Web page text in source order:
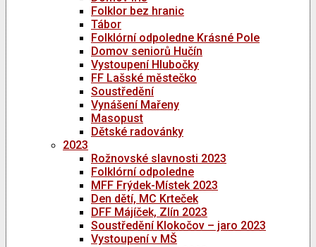
Folklor bez hranic
Tábor
Folklórní odpoledne Krásné Pole
Domov seniorů Hučín
Vystoupení Hlubočky
FF Lašské městečko
Soustředění
Vynášení Mařeny
Masopust
Dětské radovánky
2023
Rožnovské slavnosti 2023
Folklórní odpoledne
MFF Frýdek-Místek 2023
Den dětí, MC Krteček
DFF Májíček, Zlín 2023
Soustředění Klokočov – jaro 2023
Vystoupení v MŠ